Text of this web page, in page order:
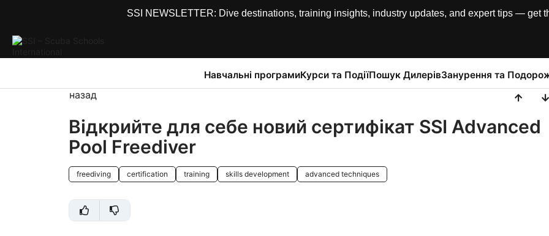
SSI NEWSLETTER: Dive destinations, training insights, industry updates, and expert tips — get
Навчальні програмиКурси та ПодіїПошук ДилерівЗанурення та
назад
Відкрийте для себе новий сертифікат SSI Advanced
Pool Freediver
freediving certification training skills development advanced techniques